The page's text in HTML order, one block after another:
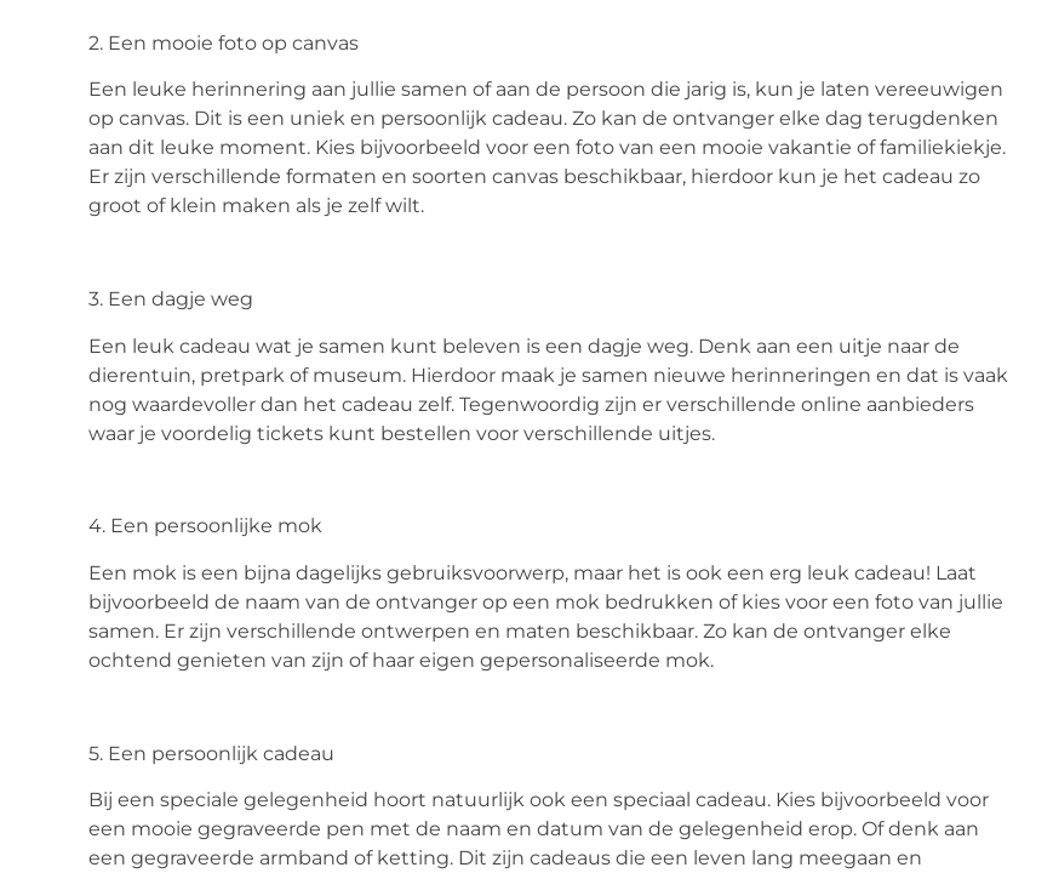
2. Een mooie foto op canvas
Een leuke herinnering aan jullie samen of aan de persoon die jarig is, kun je laten vereeuwigen
op canvas. Dit is een uniek en persoonlijk cadeau. Zo kan de ontvanger elke dag terugdenken
aan dit leuke moment. Kies bijvoorbeeld voor een foto van een mooie vakantie of familiekiekje.
Er zijn verschillende formaten en soorten canvas beschikbaar, hierdoor kun je het cadeau zo
groot of klein maken als je zelf wilt.
3. Een dagje weg
Een leuk cadeau wat je samen kunt beleven is een dagje weg. Denk aan een uitje naar de
dierentuin, pretpark of museum. Hierdoor maak je samen nieuwe herinneringen en dat is vaak
nog waardevoller dan het cadeau zelf. Tegenwoordig zijn er verschillende online aanbieders
waar je voordelig tickets kunt bestellen voor verschillende uitjes.
4. Een persoonlijke mok
Een mok is een bijna dagelijks gebruiksvoorwerp, maar het is ook een erg leuk cadeau! Laat
bijvoorbeeld de naam van de ontvanger op een mok bedrukken of kies voor een foto van jullie
samen. Er zijn verschillende ontwerpen en maten beschikbaar. Zo kan de ontvanger elke
ochtend genieten van zijn of haar eigen gepersonaliseerde mok.
5. Een persoonlijk cadeau
Bij een speciale gelegenheid hoort natuurlijk ook een speciaal cadeau. Kies bijvoorbeeld voor
een mooie gegraveerde pen met de naam en datum van de gelegenheid erop. Of denk aan
een gegraveerde armband of ketting. Dit zijn cadeaus die een leven lang meegaan en